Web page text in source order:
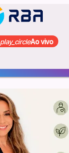
play_circleAo vivo